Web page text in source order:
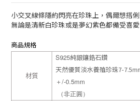
小交叉線條隱約閃亮在珍珠上，偶爾想搭
無論是清新白珍珠或是夢幻紫色都備受喜
商品規格
材質
S925純銀鑲鋯石鑽
天然優質淡水養殖珍珠7-7.5
＋/-0.5mm
（非正圓）